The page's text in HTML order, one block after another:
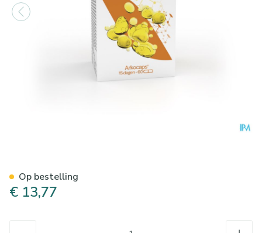
€ 13,77
Op bestelling